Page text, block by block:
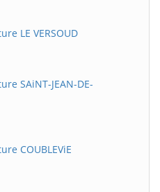
LE VERSOUD
SAiNT-JEAN-DE-
COUBLEViE